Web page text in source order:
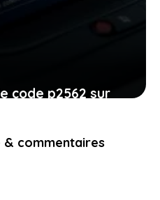
code p2562 sur
& commentaires